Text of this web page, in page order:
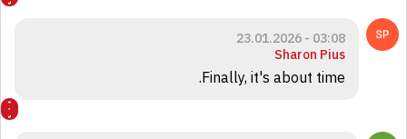
03:08 - 23.01.2026
Sharon Pius
Finally, it's about time.